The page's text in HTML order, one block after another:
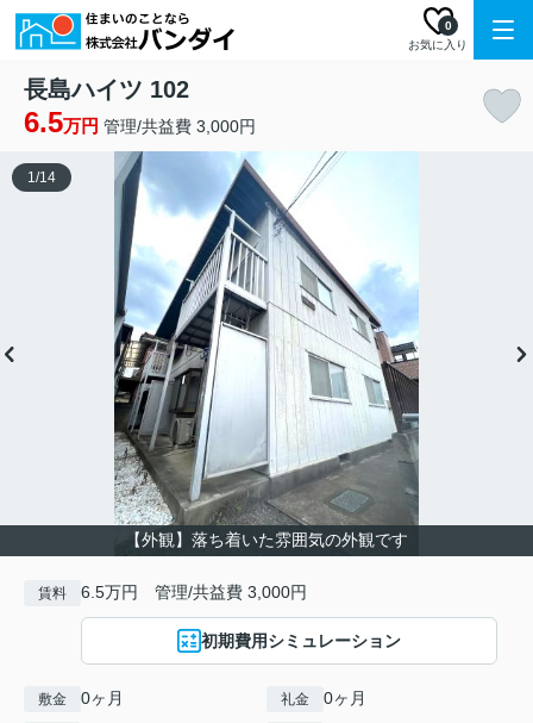
お気に入り
0
長島ハイツ 102
6.5万円 管理/共益費 3,000円
【外観】落ち着いた雰囲気の外観です
1/14
賃料 6.5万円 管理/共益費 3,000円
初期費用シミュレーション
敷金 0ヶ月 礼金 0ヶ月